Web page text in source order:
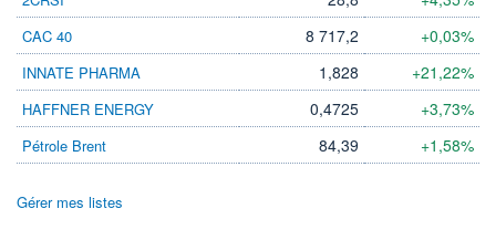
BAISSE
0,000
LIMITE À LA
HAUSSE
RENDEMENT
ESTIMÉ 2026
-
PER ESTIMÉ
DERNIER
ÉCHANGE
07.08.26 / 22:00:00
ÉLIGIBILITÉ
CAC 40 8 717,2 +0,03%
INNATE PHARMA 1,828 +21,22%
HAFFNER ENERGY 0,4725 +3,73%
Pétrole Brent 84,39 +1,58%
Gérer mes listes